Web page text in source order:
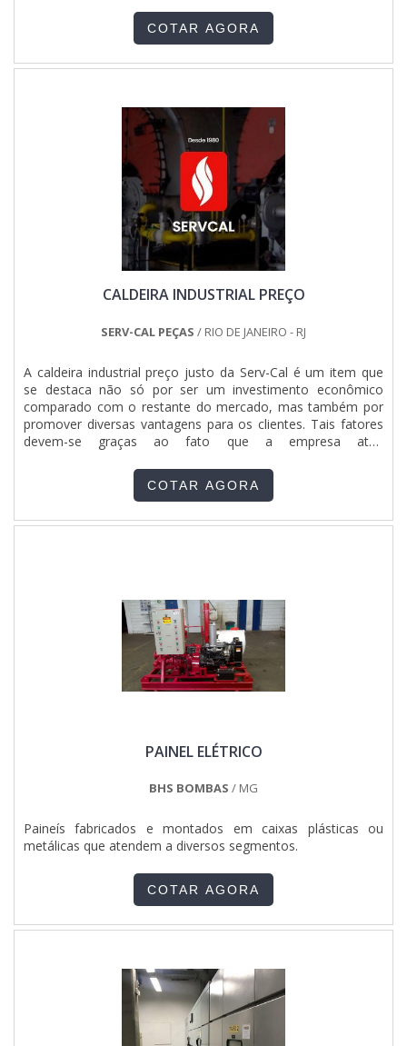
VANTAGENSPor conseguinte, tem como marca da
necessidade na rotina diária, alimentar máquinas como
industriais, para esterilização de equipamentos,
sistemas de pintura, hospitais, hotéis, lavanderias, estufas,
dentre outros.Além disso, é essencial para efetuar a
passagem de gases de uma forma segura e eficiente,
padrões que compõem a marca registrada tornando o uso
indispensável na atualidade. Além disso, o serviço garante
diversas vantagens, como:Consumo de combustível é
baixo;Funcionamento automático;Alta qualidade e
segurança.Tudo isso por ser líder no mercado e referência
no segmento de manutenção e inspeção de caldeiras,
conquistas adquiridas por que investiu em uma estrutura que
alta qualidade. Contando com profissionais qualificados e
cada cliente.A MELHOR EMPRESA DE MONTAGEM DE
a solução tão procurada para industrial. São opções variadas
que a empresa oferece, como montagem de caldeiras a
vapor com consumo de combustível baixo. Além disso, a
empresa oferece pagamento facilitado..
COTAR AGORA
CALDEIRA INDUSTRIAL PREÇO
SERV-CAL PEÇAS / RIO DE JANEIRO - RJ
A caldeira industrial preço justo da Serv-Cal é um item que
se destaca não só por ser um investimento econômico
comparado com o restante do mercado, mas também por
promover diversas vantagens para os clientes. Tais fatores
devem-se graças ao fato que a empresa atua
realização da fabricação; Equipe de consultores com mais de
20 anos de experiência no setor;Equipe de engenharia
diferentes demandas;Equipe de acompanhamento do
acessível, é comum que o cliente encontre diversas opções
de fornecedoras, mas nenhuma capaz de assegurar a
qualidade da Serv-Cal. Isso porque a empresa não só fabrica
os produtos, como também realiza serviços de instalação e
manutenção. Com relação a confecção das caldeiras, é
fundamental destacar que elas são normalmente de cobre
o que aumenta significativamente a vida útil do produto. Já
serve para produzir e acumular vapor, que será utilizado
esterilização, dentre outros equipamentos, por meio do
aquecimento da água, sendo solicitada por indústrias
madeireiras, de petróleo, de laticínios, de geração de
energia, entre outras.CALDEIRA INDUSTRIAL PREÇO JUSTO
E ACESSÍVELAliando preço baixo com a alta qualidade, a
Serv-Cal é líder nacional em caldeiras industriais. Há mais de
40 anos no mercado, a empresa oferece as melhores
mail ou telefone, e saiba mais! .
COTAR AGORA
PAINEL ELÉTRICO
BHS BOMBAS / MG
Paineís fabricados e montados em caixas plásticas ou
metálicas que atendem a diversos segmentos.
COTAR AGORA